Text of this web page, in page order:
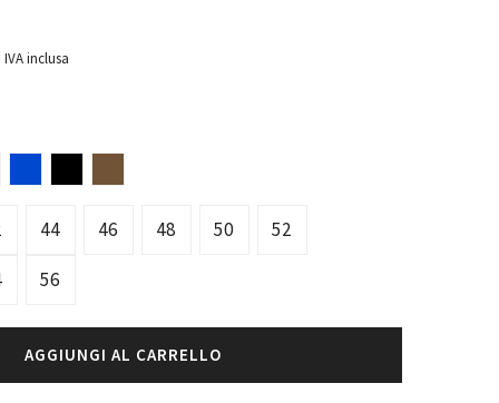
IVA inclusa
44 46 48 50 52
56
AGGIUNGI AL CARRELLO